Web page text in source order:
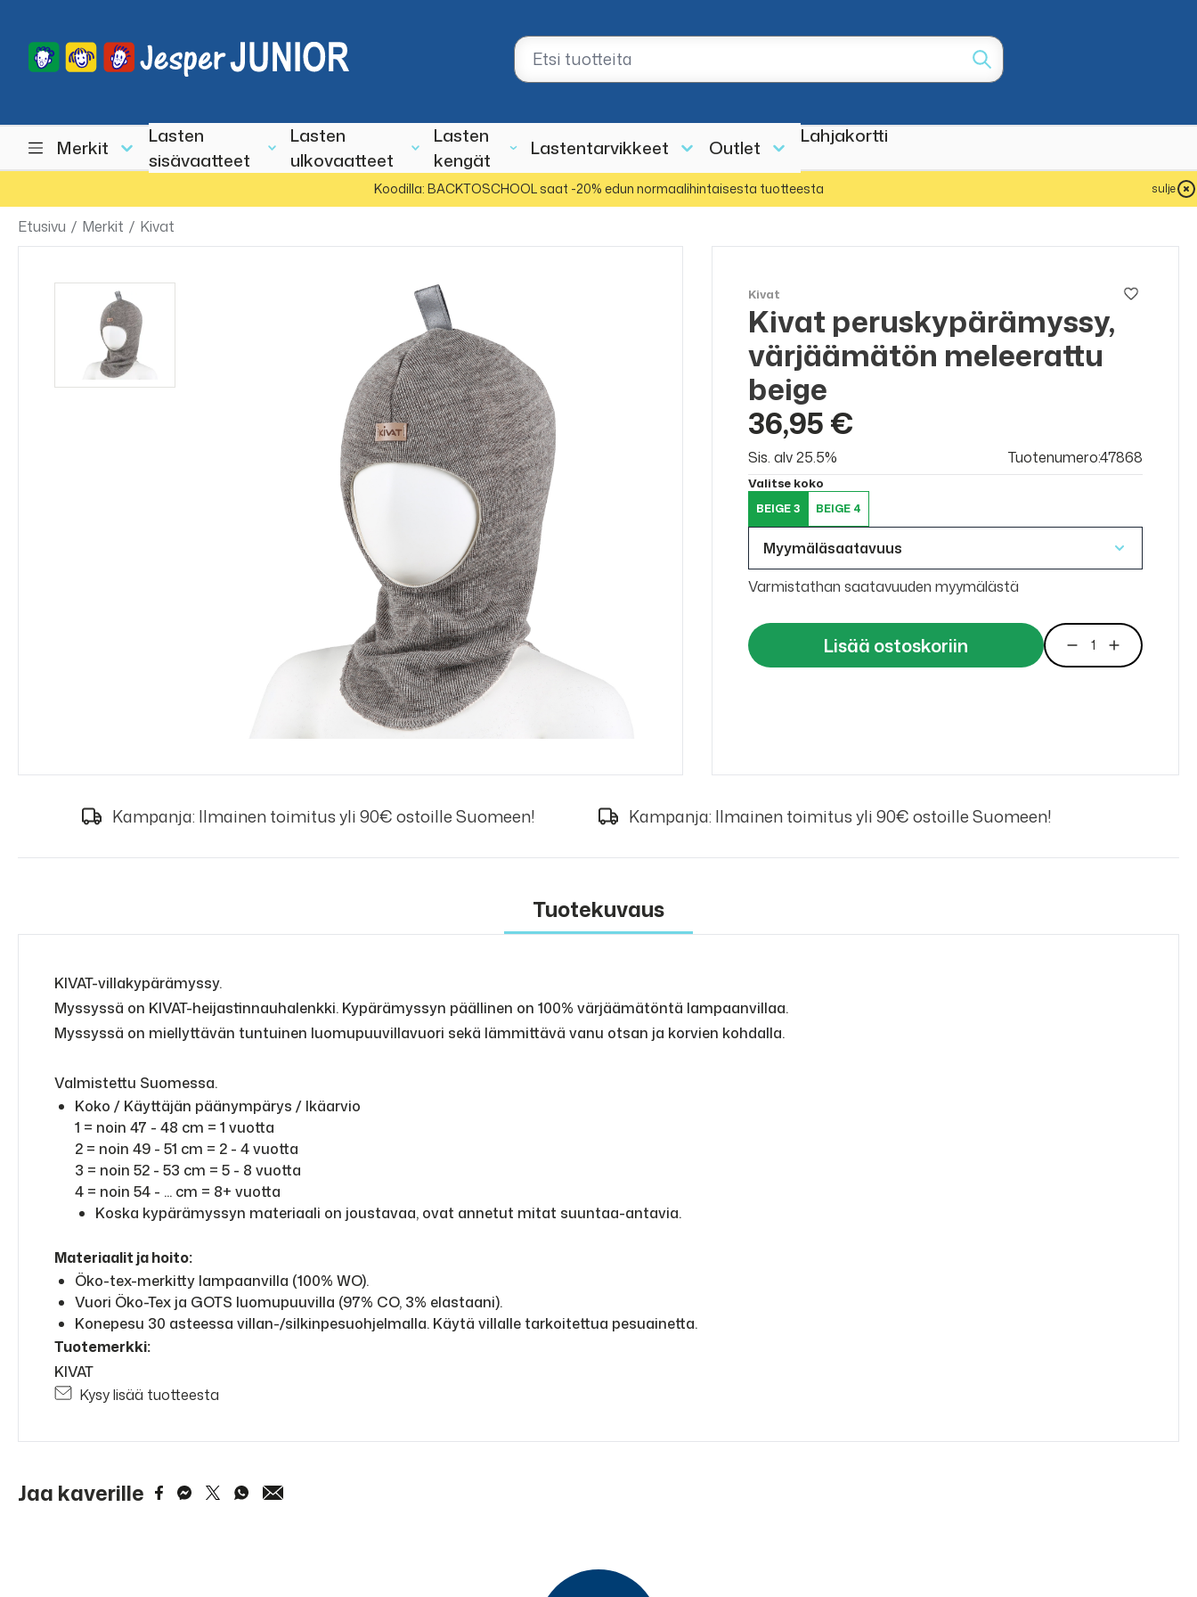
Merkit
Lasten
sisävaatteet
Lasten
ulkovaatteet
Lasten
kengät
Lastentarvikkeet Outlet
Lahjakortti
Koodilla: BACKTOSCHOOL saat -20% edun normaalihintaisesta tuotteesta sulje
Etusivu / Merkit / Kivat
Kivat
Kivat peruskypärämyssy,
värjäämätön meleerattu
beige
36,95 €
Sis. alv 25.5% Tuotenumero:47868
Valitse koko
BEIGE 3 BEIGE 4
Myymäläsaatavuus
Varmistathan saatavuuden myymälästä
Lisää ostoskoriin
Kampanja: Ilmainen toimitus yli 90€ ostoille Suomeen! Kampanja: Ilmainen toimitus yli 90€ ostoille Suomeen!
Tuotekuvaus
KIVAT-villakypärämyssy.
Myssyssä on KIVAT-heijastinnauhalenkki. Kypärämyssyn päällinen on 100% värjäämätöntä lampaanvillaa.
Myssyssä on miellyttävän tuntuinen luomupuuvillavuori sekä lämmittävä vanu otsan ja korvien kohdalla.
Valmistettu Suomessa.
Koko / Käyttäjän päänympärys / Ikäarvio
1 = noin 47 - 48 cm = 1 vuotta
2 = noin 49 - 51 cm = 2 - 4 vuotta
3 = noin 52 - 53 cm = 5 - 8 vuotta
4 = noin 54 - ... cm = 8+ vuotta
Koska kypärämyssyn materiaali on joustavaa, ovat annetut mitat suuntaa-antavia.
Materiaalit ja hoito:
Öko-tex-merkitty lampaanvilla (100% WO).
Vuori Öko-Tex ja GOTS luomupuuvilla (97% CO, 3% elastaani).
Konepesu 30 asteessa villan-/silkinpesuohjelmalla. Käytä villalle tarkoitettua pesuainetta.
Tuotemerkki:
KIVAT
Kysy lisää tuotteesta
Jaa kaverille